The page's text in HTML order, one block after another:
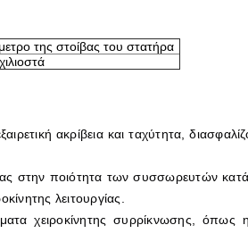
της στοίβας του στατήρα
ακρίβεια και ταχύτητα,
στην ποιότητα των συσσωρευτών
λειτουργίας.
χειροκίνητης συρρίκνωσης,